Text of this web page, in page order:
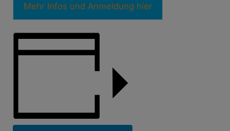
Mehr Infos und Anmeldung hier